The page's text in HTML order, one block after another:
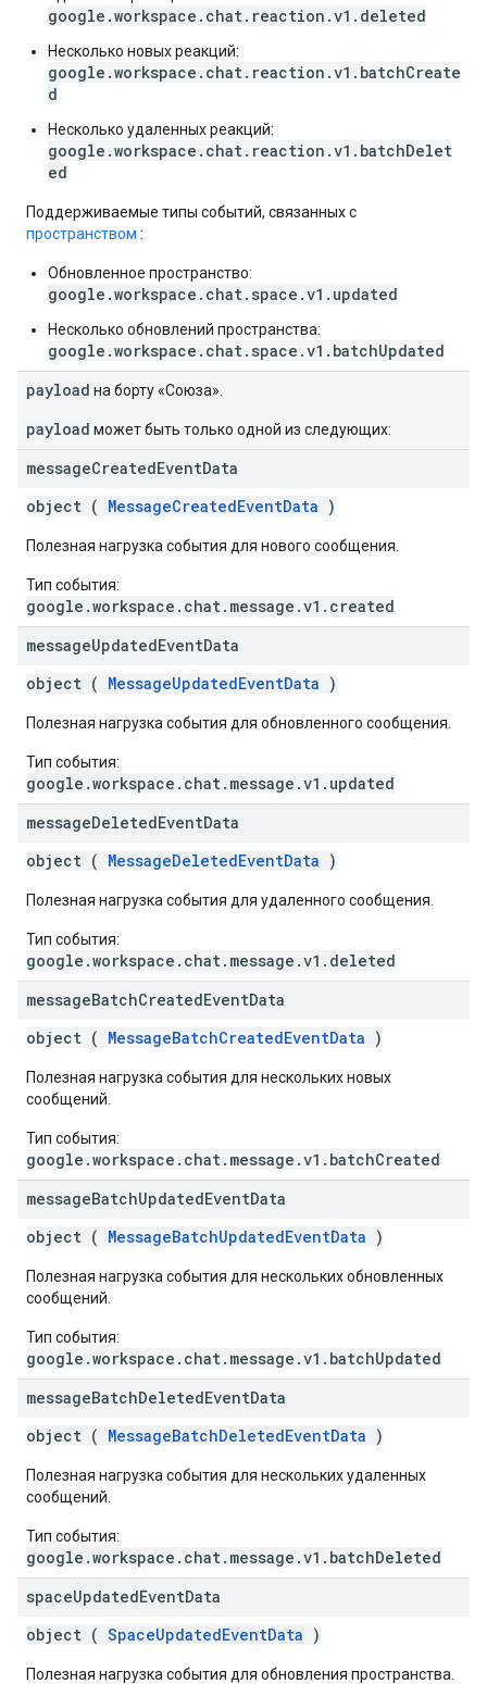
google.workspace.chat.reaction.v1.deleted
Несколько новых реакций:
google.workspace.chat.reaction.v1.batchCreate
d
Несколько удаленных реакций:
google.workspace.chat.reaction.v1.batchDelet
ed
Поддерживаемые типы событий, связанных с
пространством :
Обновленное пространство:
google.workspace.chat.space.v1.updated
Несколько обновлений пространства:
google.workspace.chat.space.v1.batchUpdated
payload на борту «Союза».
payload может быть только одной из следующих:
messageCreatedEventData
object ( MessageCreatedEventData )
Полезная нагрузка события для нового сообщения.
Тип события:
google.workspace.chat.message.v1.created
messageUpdatedEventData
object ( MessageUpdatedEventData )
Полезная нагрузка события для обновленного сообщения.
Тип события:
google.workspace.chat.message.v1.updated
messageDeletedEventData
object ( MessageDeletedEventData )
Полезная нагрузка события для удаленного сообщения.
Тип события:
google.workspace.chat.message.v1.deleted
messageBatchCreatedEventData
object ( MessageBatchCreatedEventData )
Полезная нагрузка события для нескольких новых
сообщений.
Тип события:
google.workspace.chat.message.v1.batchCreated
messageBatchUpdatedEventData
object ( MessageBatchUpdatedEventData )
Полезная нагрузка события для нескольких обновленных
сообщений.
Тип события:
google.workspace.chat.message.v1.batchUpdated
messageBatchDeletedEventData
object ( MessageBatchDeletedEventData )
Полезная нагрузка события для нескольких удаленных
сообщений.
Тип события:
google.workspace.chat.message.v1.batchDeleted
spaceUpdatedEventData
object ( SpaceUpdatedEventData )
Полезная нагрузка события для обновления пространства.